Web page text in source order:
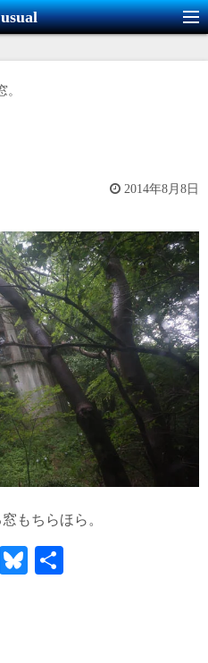
。
2014年8月8日
もちらほら。
T
Bl